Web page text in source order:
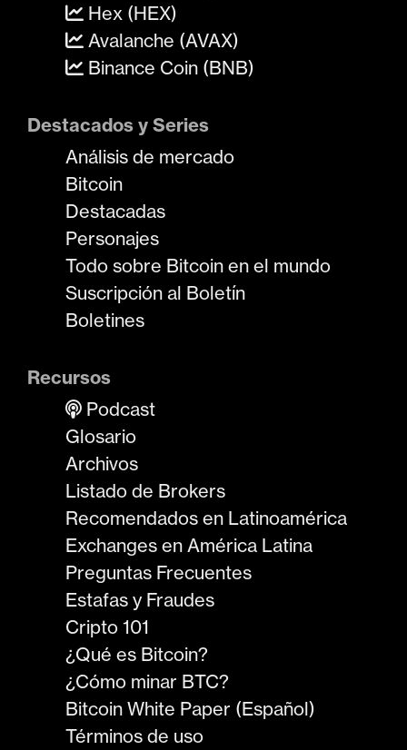
Hex (HEX)
Avalanche (AVAX)
Binance Coin (BNB)
Destacados y Series
Análisis de mercado
Bitcoin
Destacadas
Personajes
Todo sobre Bitcoin en el mundo
Suscripción al Boletín
Boletines
Recursos
Podcast
Glosario
Archivos
Listado de Brokers
Recomendados en Latinoamérica
Exchanges en América Latina
Preguntas Frecuentes
Estafas y Fraudes
Cripto 101
¿Qué es Bitcoin?
¿Cómo minar BTC?
Bitcoin White Paper (Español)
Términos de uso